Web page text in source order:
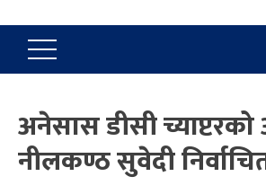
अनेसास डीसी च्याप्टरको
नीलकण्ठ सुवेदी